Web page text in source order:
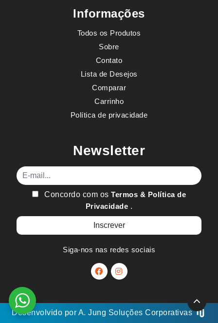
Informações
Todos os Produtos
Sobre
Contato
Lista de Desejos
Comparar
Carrinho
Política de privacidade
Newsletter
E-mail
Concordo com osTermos & Política de
Privacidade .
Siga-nos nas redes sociais
Desenvolvido por A. Jung Soluções Corporativas